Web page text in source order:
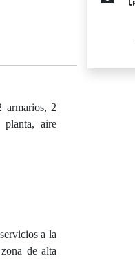
armarios, 2
planta, aire
a la
de alta